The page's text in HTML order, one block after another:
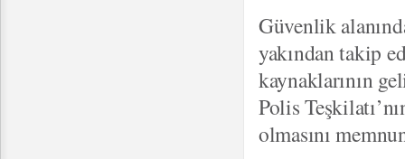
Güvenlik
yakından takip
kaynaklarının
Polis
olmasını